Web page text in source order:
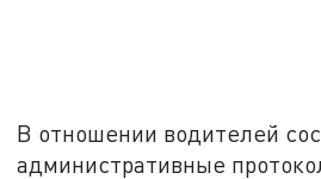
В отношении водителей
административные